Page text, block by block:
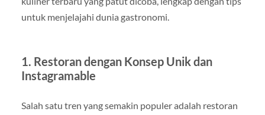
untuk menjelajahi dunia gastronomi.
1. Restoran dengan Konsep Unik dan
Instagramable
Salah satu tren yang semakin populer adalah restoran